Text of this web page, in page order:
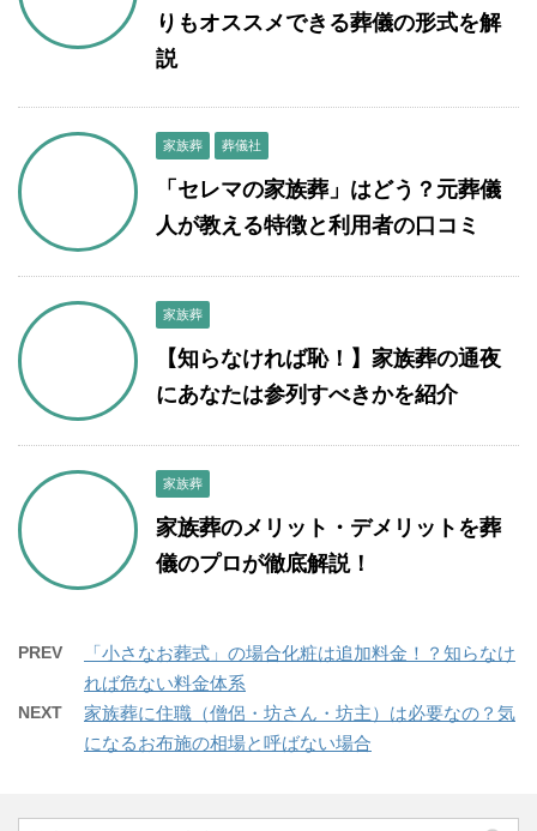
りもオススメできる葬儀の形式を解
説
家族葬 葬儀社
「セレマの家族葬」はどう？元葬儀
人が教える特徴と利用者の口コミ
家族葬
【知らなければ恥！】家族葬の通夜
にあなたは参列すべきかを紹介
家族葬
家族葬のメリット・デメリットを葬
儀のプロが徹底解説！
PREV
「小さなお葬式」の場合化粧は追加料金！？知らなけ
れば危ない料金体系
NEXT
家族葬に住職（僧侶・坊さん・坊主）は必要なの？気
になるお布施の相場と呼ばない場合